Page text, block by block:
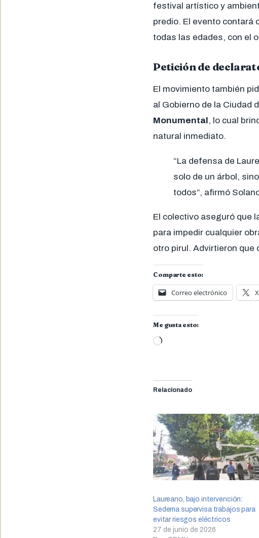
festival artístico y
predio. El evento contará
todas las edades, con el
Petición de
El movimiento también
al Gobierno de la Ciudad
Monumental , lo cual
natural inmediato.
“La defensa de
solo de un árbol,
todos”, afirmó
El colectivo aseguró que
para impedir cualquier
otro pirul. Advirtieron
Comparte esto:
Correo electrónico X
Me gusta esto:
Cargando...
Relacionado
Laureano, bajo intervención:
Sedema supervisa trabajos para
evitar riesgos eléctricos
27 de junio de 2026